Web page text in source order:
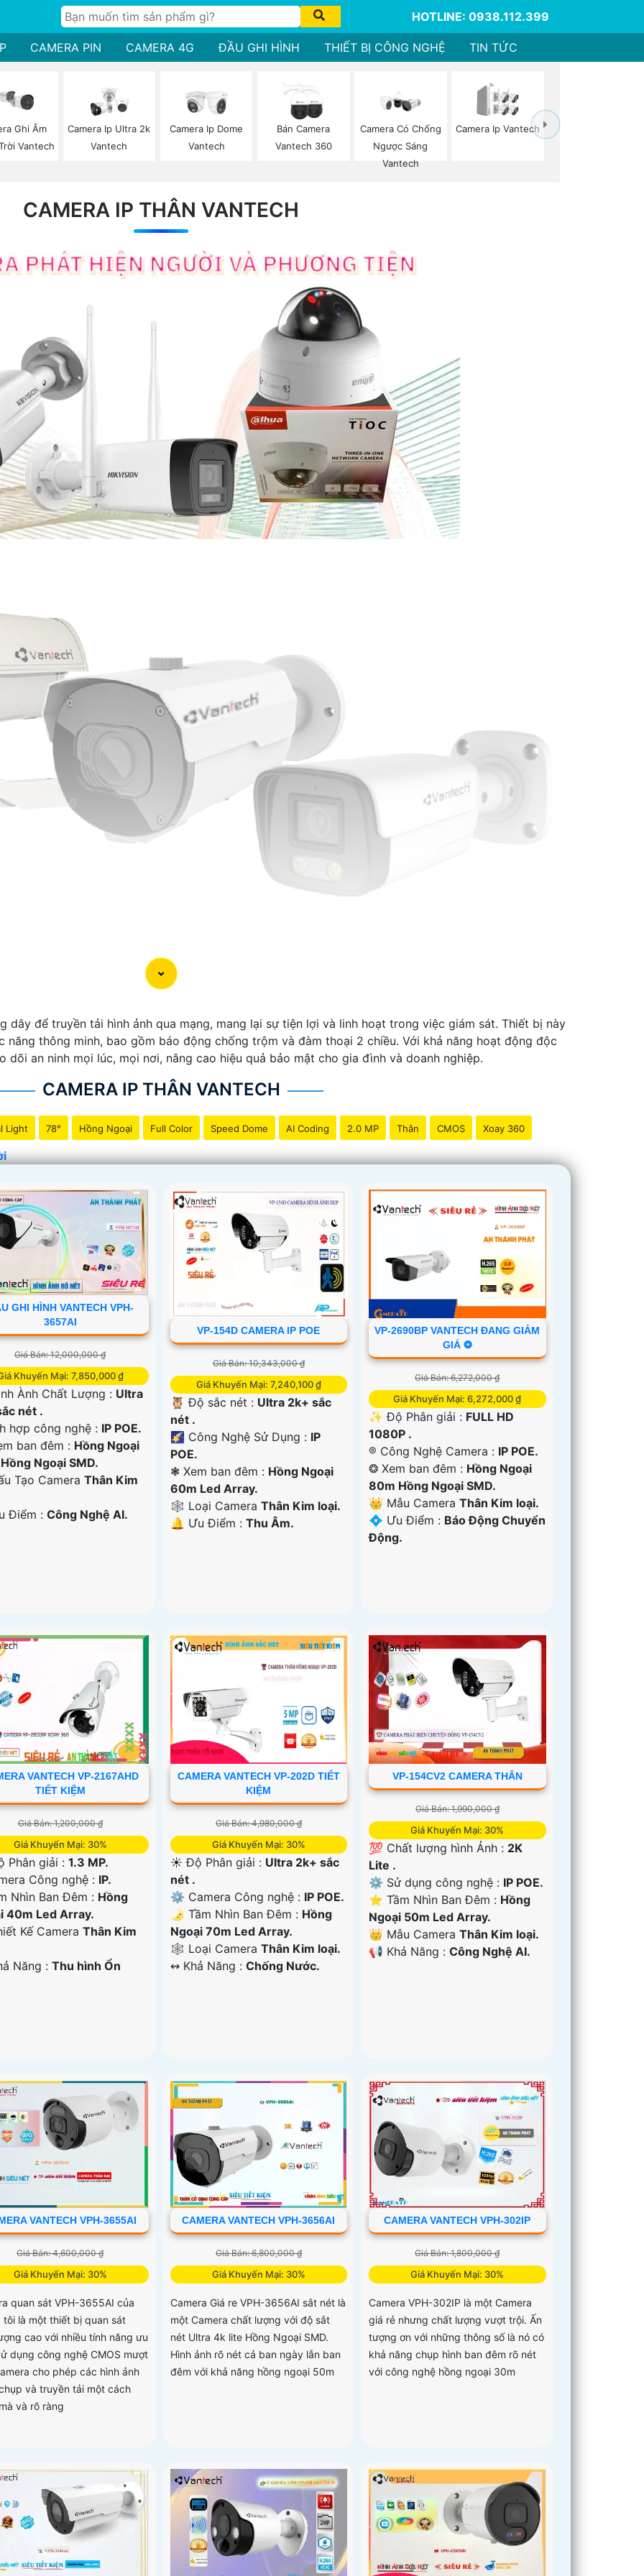
HOTLINE: 0938.112.399
CAMERA PIN CAMERA 4G ĐẦU GHI HÌNH THIẾT BỊ CÔNG NGHỆ TIN TỨC
Ghi Âm
Vantech
Camera Ip Ultra 2k
Vantech
Camera Ip Dome
Vantech
Bán Camera
Vantech 360
Camera Có Chống
Ngược Sáng
Vantech
Camera Ip Vantech
CAMERA IP THÂN VANTECH
dây để truyền tải hình ảnh qua mạng, mang lại sự tiện lợi và linh hoạt trong việc giám sát. Thiết bị này
thông minh, bao gồm báo động chống trộm và đàm thoại 2 chiều. Với khả năng hoạt động độc
an ninh mọi lúc, mọi nơi, nâng cao hiệu quả bảo mật cho gia đình và doanh nghiệp.
CAMERA IP THÂN VANTECH
Light 78° Hồng Ngoại Full Color Speed Dome AI Coding 2.0 MP Thân CMOS Xoay 360
GHI HÌNH VANTECH VPH-
3657AI
Giá Bán: 12,000,000 ₫
Khuyến Mại: 7,850,000 ₫
Ành Chất Lượng : Ultra
nét .
hợp công nghệ : IP POE.
ban đêm : Hồng Ngoại
Ngoại SMD.
Tạo CameraThân Kim
Điểm :Công Nghệ AI.
VP-154D CAMERA IP POE
Giá Bán: 10,343,000 ₫
Giá Khuyến Mại: 7,240,100 ₫
🦉 Độ sắc nét : Ultra 2k+ sắc
nét .
🌠 Công Nghệ Sử Dụng : IP
POE.
❃ Xem ban đêm : Hồng Ngoại
60m Led Array.
🕸️ Loại Camera Thân Kim loại.
️🔔 Ưu Điểm : Thu Âm.
VP-2690BP VANTECH ĐANG GIẢM
GIÁ ❂
Giá Bán: 6,272,000 ₫
Giá Khuyến Mại: 6,272,000 ₫
✨ Độ Phân giải : FULL HD
1080P .
®️ Công Nghệ Camera : IP POE.
❂ Xem ban đêm : Hồng Ngoại
80m Hồng Ngoại SMD.
👑 Mẫu CameraThân Kim loại.
️💠 Ưu Điểm : Báo Động Chuyển
Động.
VANTECH VP-2167AHD
TIẾT KIỆM
Giá Bán: 1,200,000 ₫
Giá Khuyến Mại: 30%
Phân giải :1.3 MP.
Công nghệ : IP.
Nhìn Ban Đêm : Hồng
40m Led Array.
Kế CameraThân Kim
Năng :Thu hình Ổn
CAMERA VANTECH VP-202D TIẾT
KIỆM
Giá Bán: 4,980,000 ₫
Giá Khuyến Mại: 30%
☀️ Độ Phân giải : Ultra 2k+ sắc
nét .
⚙ Camera Công nghệ : IP POE.
🌛 Tầm Nhìn Ban Đêm : Hồng
Ngoại 70m Led Array.
🕸️ Loại Camera Thân Kim loại.
️↭ Khả Năng : Chống Nước.
VP-154CV2 CAMERA THÂN
Giá Bán: 1,990,000 ₫
Giá Khuyến Mại: 30%
💯 Chất lượng hình Ảnh : 2K
Lite .
⚙ Sử dụng công nghệ : IP POE.
⭐ Tầm Nhìn Ban Đêm : Hồng
Ngoại 50m Led Array.
👑 Mẫu CameraThân Kim loại.
️📢 Khả Năng :Công Nghệ AI.
VANTECH VPH-3655AI
Giá Bán: 4,600,000 ₫
Giá Khuyến Mại: 30%
quan sát VPH-3655AI của
tôi là một thiết bị quan sát
cao với nhiều tính năng ưu
dụng công nghệ CMOS mượt
cho phép các hình ảnh
và truyền tải một cách
và rõ ràng
CAMERA VANTECH VPH-3656AI
Giá Bán: 6,800,000 ₫
Giá Khuyến Mại: 30%
Camera Giá re VPH-3656AI sắt nét là
một Camera chất lượng với độ sắt
nét Ultra 4k lite Hồng Ngoại SMD.
Hình ảnh rõ nét cả ban ngày lẫn ban
đêm với khả năng hồng ngoại 50m
CAMERA VANTECH VPH-302IP
Giá Bán: 1,800,000 ₫
Giá Khuyến Mại: 30%
Camera VPH-302IP là một Camera
giá rẻ nhưng chất lượng vượt trội. Ấn
tượng ơn với những thông số là nó có
khả năng chụp hình ban đêm rõ nét
với công nghệ hồng ngoại 30m